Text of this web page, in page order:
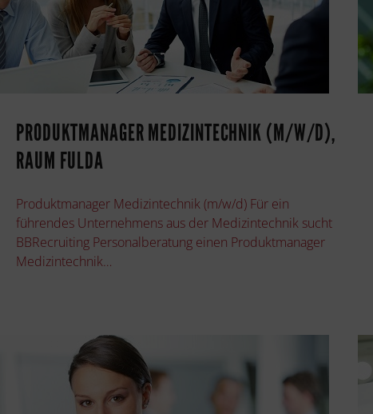
PRODUKTMANAGER MEDIZINTECHNIK (M/W/D),
RAUM FULDA
Produktmanager Medizintechnik (m/w/d) Für ein
führendes Unternehmens aus der Medizintechnik sucht
BBRecruiting Personalberatung einen Produktmanager
Medizintechnik…